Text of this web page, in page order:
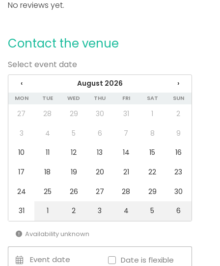
Professional lighting system
Loud music OK
Can play own music
Outdoor area
Exclusive use of venue
Parking available
Event types
Party
Dinner / Lunch
Conference / Seminar
Christmas Party
Business / Corporate Event
Kids Party
Family Celebration
Team building / Recreation
Fair / Exhibition
No reviews yet.
Contact the venue
Select event date
‹ August 2026 ›
MON TUE WED THU FRI SAT SUN
27 28 29 30 31 1
2
3
4 5 6 7 8
9
10
11 12 13 14 15
16
17
18 19 20 21 22
23
24
25 26 27 28 29
30
31
1 2 3 4 5 6
Availability unknown
Event date Date is flexible